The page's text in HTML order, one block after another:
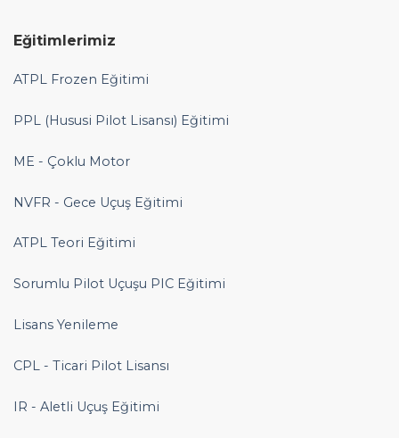
Eğitimlerimiz
ATPL Frozen Eğitimi
PPL (Hususi Pilot Lisansı) Eğitimi
ME - Çoklu Motor
NVFR - Gece Uçuş Eğitimi
ATPL Teori Eğitimi
Sorumlu Pilot Uçuşu PIC Eğitimi
Lisans Yenileme
CPL - Ticari Pilot Lisansı
IR - Aletli Uçuş Eğitimi